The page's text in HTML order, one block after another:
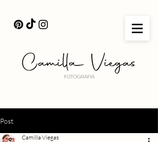
Post
Camilla Viegas